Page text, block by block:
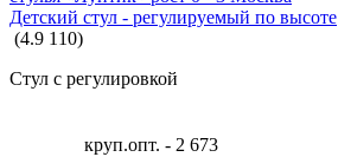
Детский стул - регулируемый по высоте
(4.9 110)
Стул с регулировкой
круп.опт. - 2 673